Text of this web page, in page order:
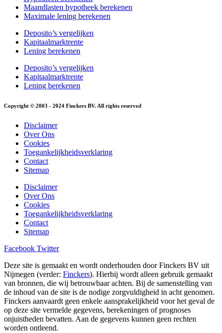
Maandlasten hypotheek berekenen
Maximale lening berekenen
Deposito’s vergelijken
Kapitaalmarktrente
Lening berekenen
Deposito’s vergelijken
Kapitaalmarktrente
Lening berekenen
Copyright © 2003 - 2024 Finckers BV. All rights reserved
Disclaimer
Over Ons
Cookies
Toegankelijkheidsverklaring
Contact
Sitemap
Disclaimer
Over Ons
Cookies
Toegankelijkheidsverklaring
Contact
Sitemap
Facebook Twitter
Deze site is gemaakt en wordt onderhouden door Finckers BV uit
Nijmegen (verder: Finckers). Hierbij wordt alleen gebruik gemaakt
van bronnen, die wij betrouwbaar achten. Bij de samenstelling van
de inhoud van de site is de nodige zorgvuldigheid in acht genomen.
Finckers aanvaardt geen enkele aansprakelijkheid voor het geval de
op deze site vermelde gegevens, berekeningen of prognoses
onjuistheden bevatten. Aan de gegevens kunnen geen rechten
worden ontleend.